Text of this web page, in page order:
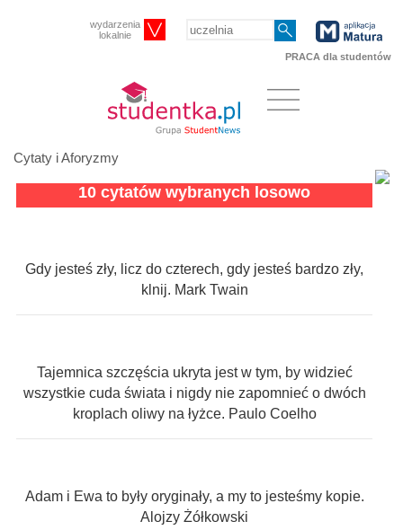
wydarzenia
lokalnie
PRACA dla studentów
Cytaty i Aforyzmy
10 cytatów wybranych losowo
Gdy jesteś zły, licz do czterech, gdy jesteś bardzo zły,
klnij. Mark Twain
Tajemnica szczęścia ukryta jest w tym, by widzieć
wszystkie cuda świata i nigdy nie zapomnieć o dwóch
kroplach oliwy na łyżce. Paulo Coelho
Adam i Ewa to były oryginały, a my to jesteśmy kopie.
Alojzy Żółkowski